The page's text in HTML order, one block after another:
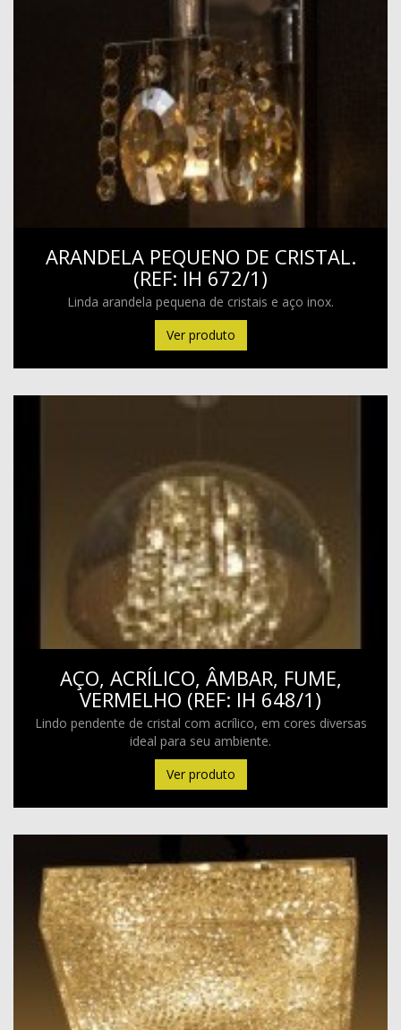
ARANDELA PEQUENO DE CRISTAL.
(REF: IH 672/1)
Linda arandela pequena de cristais e aço inox.
Ver produto
AÇO, ACRÍLICO, ÂMBAR, FUME,
VERMELHO (REF: IH 648/1)
Lindo pendente de cristal com acrílico, em cores diversas
ideal para seu ambiente.
Ver produto